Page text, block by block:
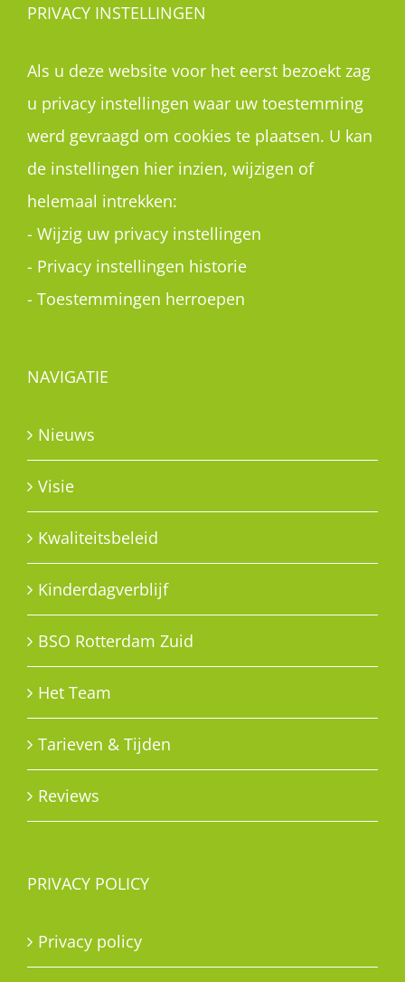
PRIVACY INSTELLINGEN
Als u deze website voor het eerst bezoekt zag
u privacy instellingen waar uw toestemming
werd gevraagd om cookies te plaatsen. U kan
de instellingen hier inzien, wijzigen of
helemaal intrekken:
- Wijzig uw privacy instellingen
- Privacy instellingen historie
- Toestemmingen herroepen
NAVIGATIE
Nieuws
Visie
Kwaliteitsbeleid
Kinderdagverblijf
BSO Rotterdam Zuid
Het Team
Tarieven & Tijden
Reviews
PRIVACY POLICY
Privacy policy